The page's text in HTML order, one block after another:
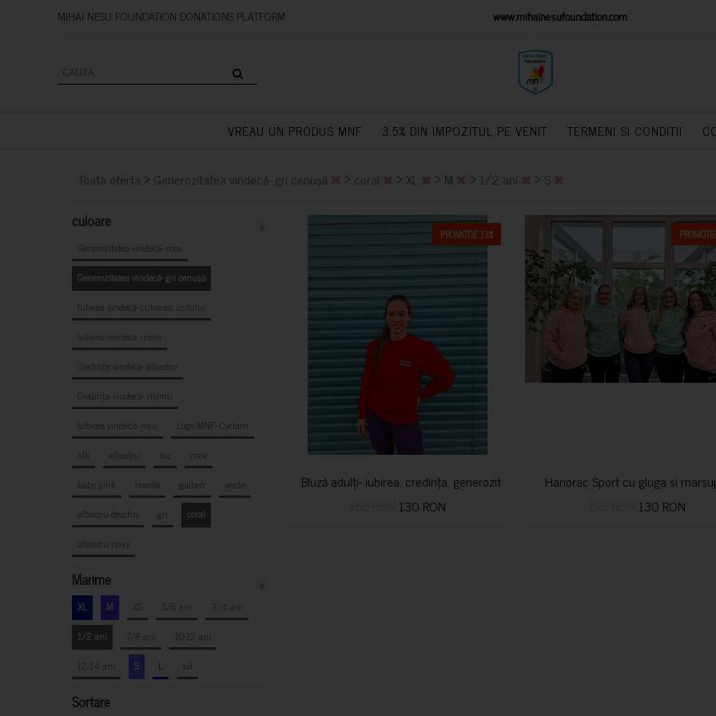
MIHAI NESU FOUNDATION DONATIONS PLATFORM www.mihainesufoundation.com
VREAU UN PRODUS MNF 3.5% DIN IMPOZITUL PE VENIT TERMENI SI CONDITII
Toata oferta > Generozitatea vindecă- gri cenușă > coral > XL > M > 1/2 ani > S
culoare
Generozitatea vindecă- mov
Generozitatea vindecă- gri cenușă
Iubirea vindecă- culoarea untului
Iubirea vindecă- maro
Credința vindecă- albastru
Credința vindecă- vișiniu
Iubirea vindecă- roșu
Logo MNF- Cyclam
alb
albastru roz
mov
baby pink
mentă galben
verde
albastru deschis
gri
coral
albastru navy
Marime
XL M XS 5/6 ani
3/4 ani
1/2 ani
7/8 ani
10-12 ani
12-14 ani
S L xxl
Sortare
PROMOTIE 13%
Bluză adulți- iubirea, credința, generozitatea vindecă
130 RON
CUMPARA
Hanorac Sport cu gluga si
130 RON
CUMPARA